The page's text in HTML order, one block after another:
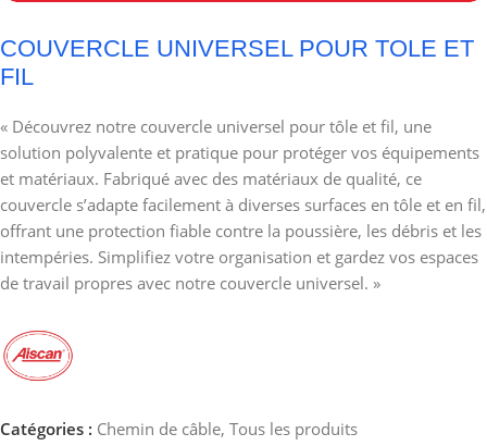
COUVERCLE UNIVERSEL POUR TOLE ET
FIL
« Découvrez notre couvercle universel pour tôle et fil, une
solution polyvalente et pratique pour protéger vos équipements
et matériaux. Fabriqué avec des matériaux de qualité, ce
couvercle s’adapte facilement à diverses surfaces en tôle et en fil,
offrant une protection fiable contre la poussière, les débris et les
intempéries. Simplifiez votre organisation et gardez vos espaces
de travail propres avec notre couvercle universel. »
Catégories : Chemin de câble, Tous les produits